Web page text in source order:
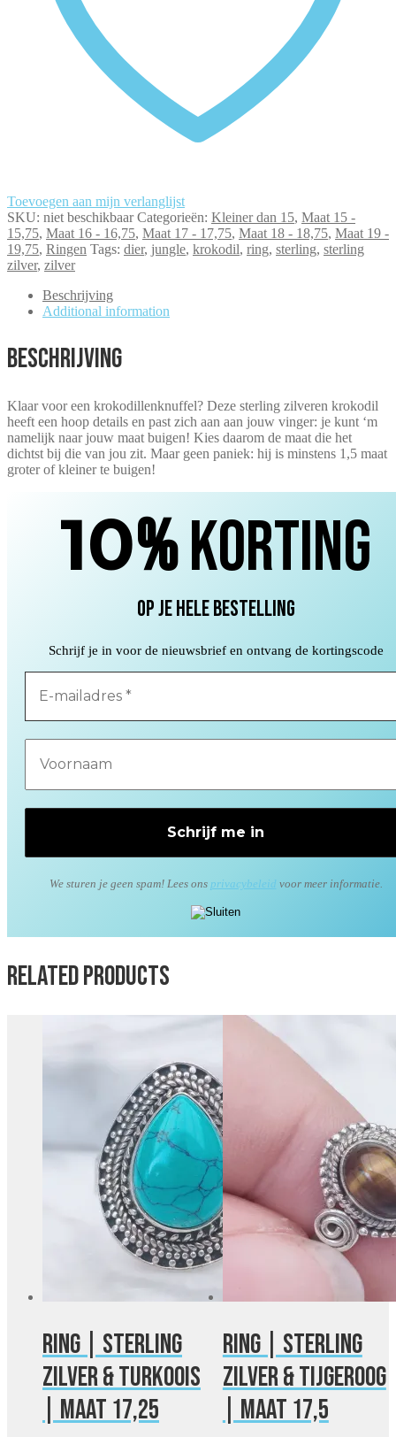
Toevoegen aan mijn verlanglijst
SKU: niet beschikbaar Categorieën: Kleiner dan 15, Maat 15 -
15,75, Maat 16 - 16,75, Maat 17 - 17,75, Maat 18 - 18,75, Maat 19 -
19,75, Ringen Tags: dier, jungle, krokodil, ring, sterling, sterling
zilver, zilver
Beschrijving
Additional information
Beschrijving
Klaar voor een krokodillenknuffel? Deze sterling zilveren krokodil
heeft een hoop details en past zich aan aan jouw vinger: je kunt ‘m
namelijk naar jouw maat buigen! Kies daarom de maat die het
dichtst bij die van jou zit. Maar geen paniek: hij is minstens 1,5 maat
groter of kleiner te buigen!
10%korting
op je hele bestelling
Schrijf je in voor de nieuwsbrief en ontvang de kortingscode
We sturen je geen spam! Lees ons privacybeleid voor meer informatie.
Related products
Ring | Sterling
zilver & turkoois
| maat 17,25
Ring | Sterling
zilver & tijgeroog
| maat 17,5